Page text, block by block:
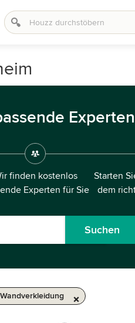
finden kostenlos
Experten für Sie
Starten
dem
Suchen